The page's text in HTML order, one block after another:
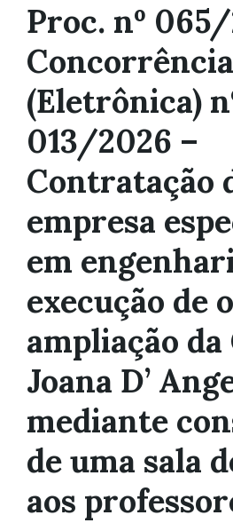
Proc. nº
Concorrência
(Eletrônica)
013/2026 –
Contratação
empresa
em
execução de
ampliação
Joana D’
mediante
de uma sala
aos